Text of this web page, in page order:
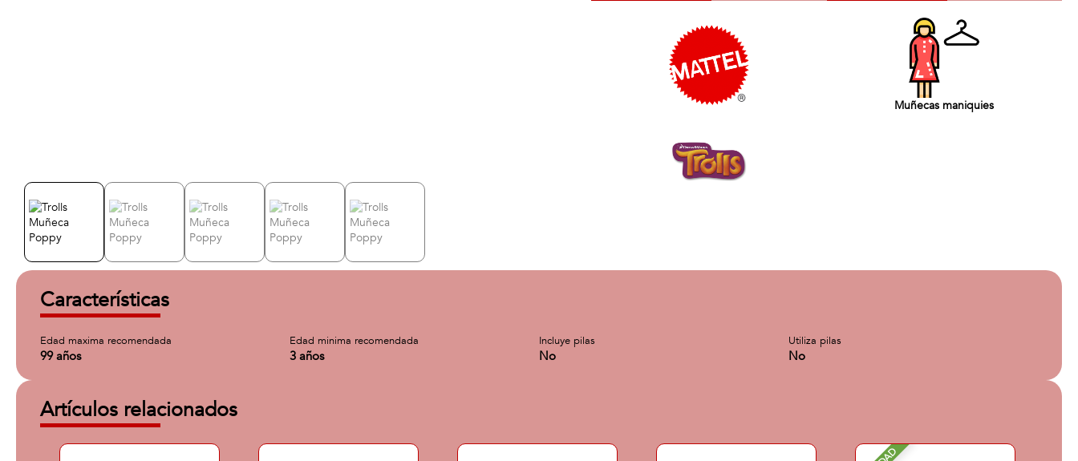
Muñecas maniquies
Características
Edad maxima recomendada
99 años
Edad minima recomendada
3 años
Incluye pilas
No
Utiliza pilas
No
Artículos relacionados